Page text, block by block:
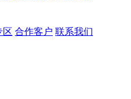
区 合作客户 联系我们